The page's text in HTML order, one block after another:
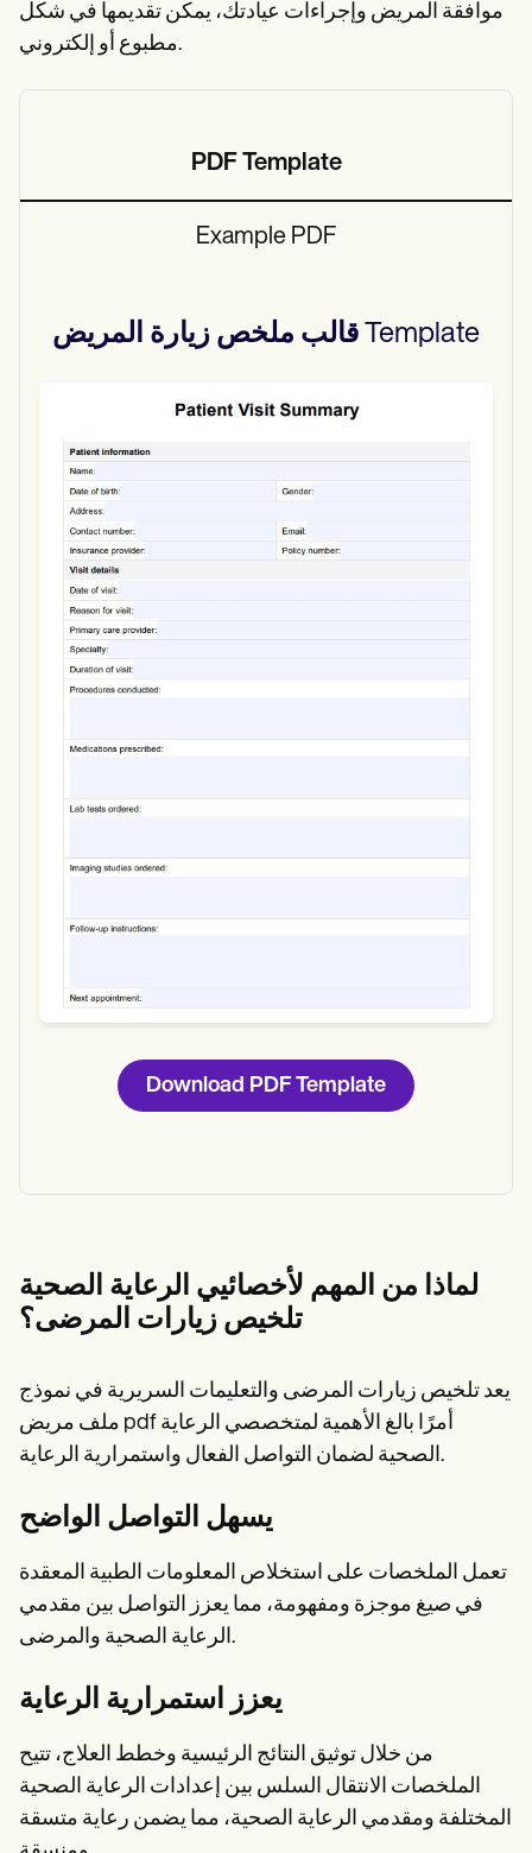
موافقة المريض وإجراءات عيادتك، يمكن تقديمها في شكل
مطبوع أو إلكتروني.
PDF Template
Example PDF
قالب ملخص زيارة المريض Template
Download PDF Template
لماذا من المهم لأخصائيي الرعاية الصحية
تلخيص زيارات المرضى؟
يعد تلخيص زيارات المرضى والتعليمات السريرية في نموذج
ملف مريض pdf أمرًا بالغ الأهمية لمتخصصي الرعاية
الصحية لضمان التواصل الفعال واستمرارية الرعاية.
يسهل التواصل الواضح
تعمل الملخصات على استخلاص المعلومات الطبية المعقدة
في صيغ موجزة ومفهومة، مما يعزز التواصل بين مقدمي
الرعاية الصحية والمرضى.
يعزز استمرارية الرعاية
من خلال توثيق النتائج الرئيسية وخطط العلاج، تتيح
الملخصات الانتقال السلس بين إعدادات الرعاية الصحية
المختلفة ومقدمي الرعاية الصحية، مما يضمن رعاية متسقة